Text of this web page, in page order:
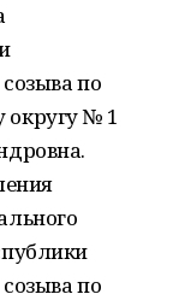
по
округу № 1
по